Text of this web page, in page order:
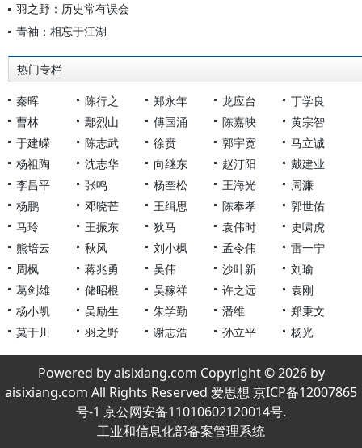
羽之野：历史常有误会
青袖：相忘于江湖
热门专栏
秦晖 陈行之 郑永年 龙应台
丁学良
曹林
鄢烈山 傅国涌 陈嘉映
黄宗智
于建嵘
陈志武 徐贲 郭宇宽
马立诚
杨祖陶
沈志华 向继东 赵汀阳
戴建业
李昌平
张鸣 杨奎松 王海光
周濂
杨鹏
邓晓芒 王缉思 陈奉孝
郭世佑
马玲
王振东 狄马 袁伟时
史啸虎
熊培云
秋风 刘小枫 孟令伟
雷一宁
周枫
蒋兆勇 吴伟 沙叶新
刘瑜
葛剑雄
储昭根 吴稼祥 许之远
袁刚
杨小凯
吴励生 朱学勤 潘维
郑秉文
莫于川
羽之野 谢志浩 孙立平 杨光
Powered by aisixiang.com Copyright © 2026 by
aisixiang.com All Rights Reserved 爱思想 京ICP备12007865
号-1 京公网安备11010602120014号.
工业和信息化部备案管理系统